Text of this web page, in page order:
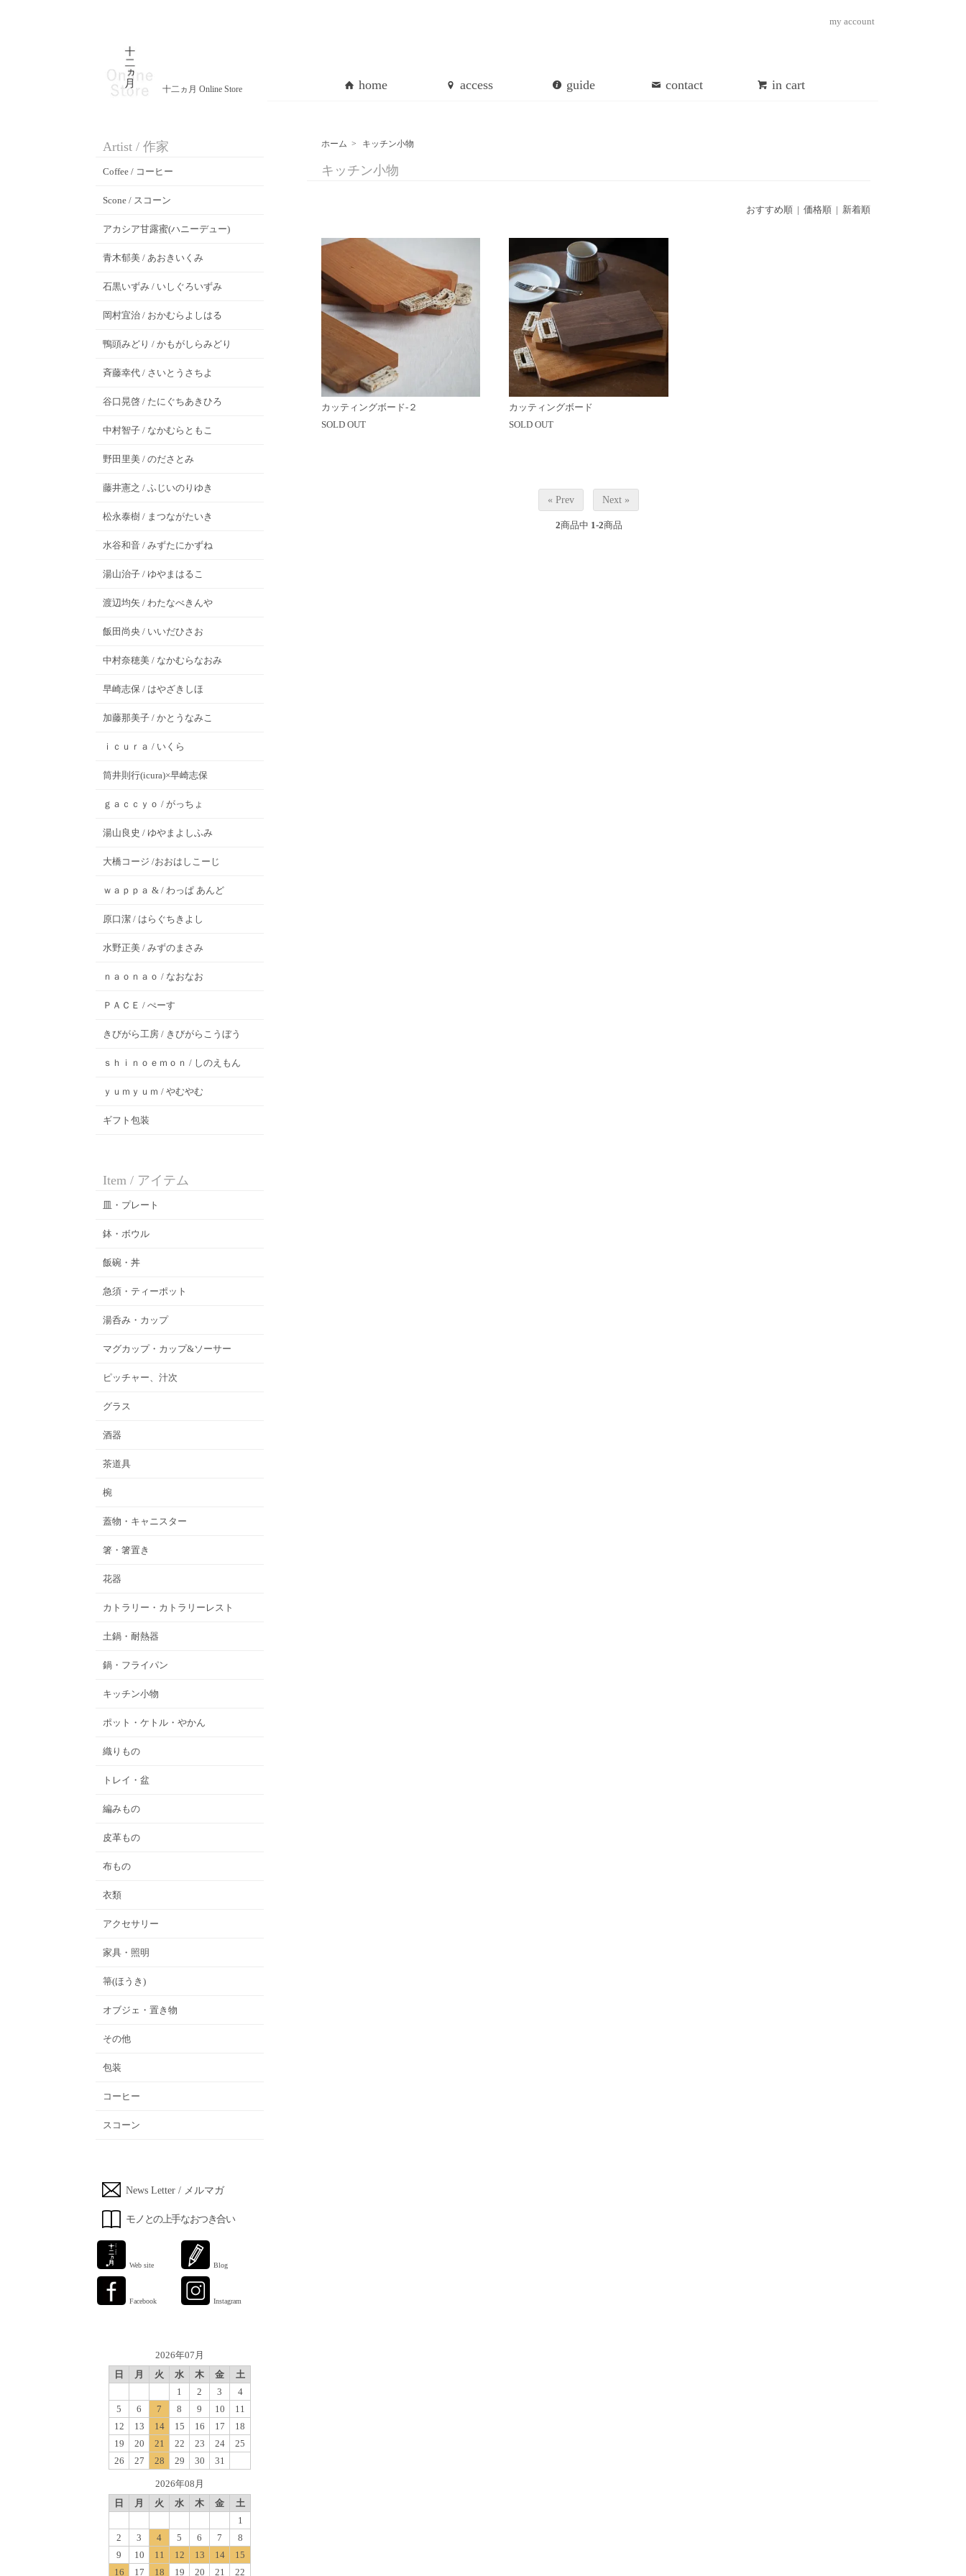
my account
十二ヵ月 Online Store home access guide contact in cart
ホーム > キッチン小物
キッチン小物
おすすめ順 | 価格順 | 新着順
カッティングボード-２
SOLD OUT
カッティングボード
SOLD OUT
« Prev Next »
2商品中 1-2商品
Artist / 作家
Coffee / コーヒー
Scone / スコーン
アカシア甘露蜜(ハニーデュー)
青木郁美 / あおきいくみ
石黒いずみ / いしぐろいずみ
岡村宜治 / おかむらよしはる
鴨頭みどり / かもがしらみどり
斉藤幸代 / さいとうさちよ
谷口晃啓 / たにぐちあきひろ
中村智子 / なかむらともこ
野田里美 / のださとみ
藤井憲之 / ふじいのりゆき
松永泰樹 / まつながたいき
水谷和音 / みずたにかずね
湯山治子 / ゆやまはるこ
渡辺均矢 / わたなべきんや
飯田尚央 / いいだひさお
中村奈穂美 / なかむらなおみ
早崎志保 / はやざきしほ
加藤那美子 / かとうなみこ
ｉｃｕｒａ / いくら
筒井則行(icura)×早崎志保
ｇａｃｃｙｏ / がっちょ
湯山良史 / ゆやまよしふみ
大橋コージ /おおはしこーじ
ｗａｐｐａ & / わっぱ あんど
原口潔 / はらぐちきよし
水野正美 / みずのまさみ
ｎａｏｎａｏ / なおなお
ＰＡＣＥ / ぺーす
きびがら工房 / きびがらこうぼう
ｓｈｉｎｏｅｍｏｎ / しのえもん
ｙｕｍｙｕｍ / やむやむ
ギフト包装
Item / アイテム
皿・プレート
鉢・ボウル
飯碗・丼
急須・ティーポット
湯呑み・カップ
マグカップ・カップ&ソーサー
ピッチャー、汁次
グラス
酒器
茶道具
椀
蓋物・キャニスター
箸・箸置き
花器
カトラリー・カトラリーレスト
土鍋・耐熱器
鍋・フライパン
キッチン小物
ポット・ケトル・やかん
織りもの
トレイ・盆
編みもの
皮革もの
布もの
衣類
アクセサリー
家具・照明
箒(ほうき)
オブジェ・置き物
その他
包装
コーヒー
スコーン
News Letter / メルマガ
モノとの上手なおつき合い
Web site Blog
Facebook Instagram
2026年07月
日
月 火 水 木 金
土
1
2 3
4
5
6 7 8 9 10
11
12
13 14 15 16 17
18
19
20 21 22 23 24
25
26
27 28 29 30 31
2026年08月
日
月 火 水 木 金
土
1
2
3 4 5 6 7
8
9
10 11 12 13 14
15
16
17 18 19 20 21 22